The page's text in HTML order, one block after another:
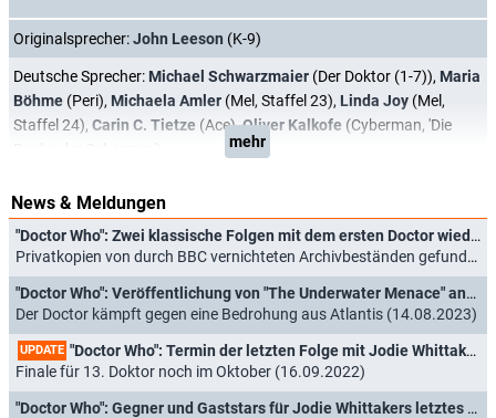
Originalsprecher:John Leeson (K-9)
Deutsche Sprecher: Michael Schwarzmaier (Der Doktor (1-7)), Maria
Böhme (Peri), Michaela Amler (Mel, Staffel 23), Linda Joy (Mel,
Staffel 24), Carin C. Tietze (Ace),Oliver Kalkofe (Cyberman, 'Die
mehr
News & Meldungen
"Doctor Who": Zwei klassische Folgen mit dem ersten Doctor wiederentdeckt
Privatkopien von durch BBC vernichteten Archivbeständen gefunden (16.03.2026)
"Doctor Who": Veröffentlichung von "The Underwater Menace" angekündigt
Der Doctor kämpft gegen eine Bedrohung aus Atlantis (14.08.2023)
UPDATE "Doctor Who": Termin der letzten Folge mit Jodie Whittaker steht fest
Finale für 13. Doktor noch im Oktober (16.09.2022)
"Doctor Who": Gegner und Gaststars für Jodie Whittakers letztes Special enthüllt